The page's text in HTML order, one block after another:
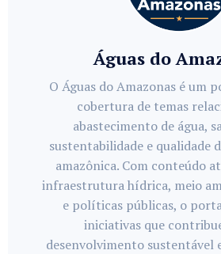
Águas do
O Águas do Amazonas é um
cobertura de temas
abastecimento de água,
sustentabilidade e qualidade
amazônica. Com conteúdo
infraestrutura hídrica, meio
e políticas públicas, o
iniciativas que
desenvolvimento sustentável